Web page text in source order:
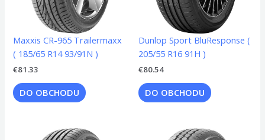
Maxxis CR-965 Trailermaxx
( 185/65 R14 93/91N )
€81.33
DO OBCHODU
Dunlop Sport BluResponse (
205/55 R16 91H )
€80.54
DO OBCHODU